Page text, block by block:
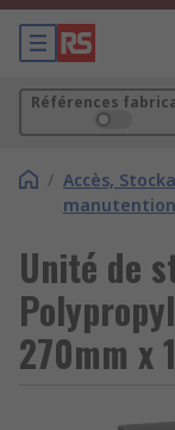
Références
/ Accès,
manutention
Unité de
270mm x